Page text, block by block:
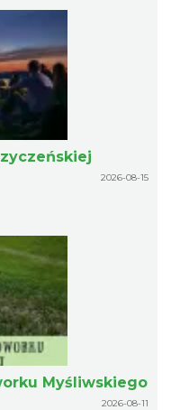
2026-08-15
Myśliwskiego
2026-08-11